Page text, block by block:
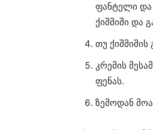
ფანტელი და
ქიშმიში და
თუ
კრემის
ფენას.
ზემოდან